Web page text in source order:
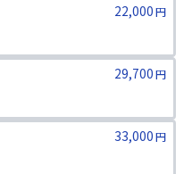
22,000円
29,700円
33,000円